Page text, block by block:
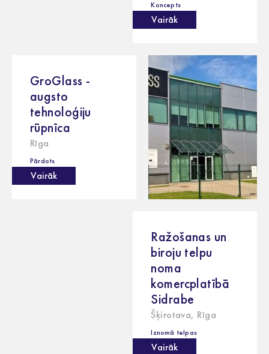
Koncepts
Vairāk
GroGlass -
augsto
tehnoloģiju
rūpnīca
Rīga
Pārdots
Vairāk
Ražošanas un
biroju telpu
noma
komercplatībā
Sidrabe
Šķirotava, Rīga
Iznomā telpas
Vairāk